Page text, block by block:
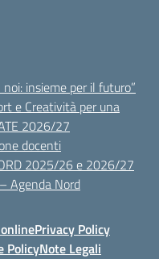
insieme per il futuro”
e Creatività per una
2026/27
docenti
2025/26 e 2026/27
Agenda Nord
Privacy Policy
PolicyNote Legali